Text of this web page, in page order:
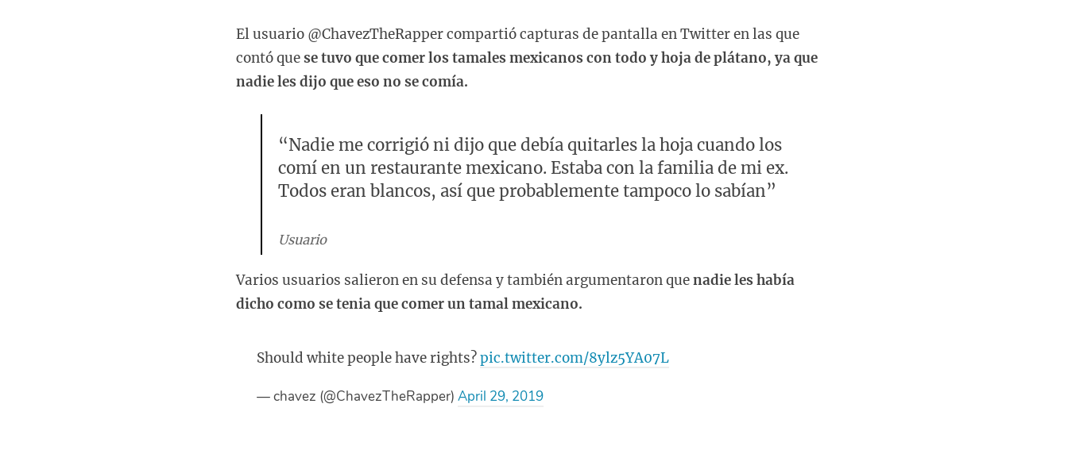
El usuario @ChavezTheRapper compartió capturas de pantalla en Twitter en las que
contó quese tuvo que comer los tamales mexicanos con todo y hoja de plátano, ya que
nadie les dijo que eso no se comía.
“Nadie me corrigió ni dijo que debía quitarles la hoja cuando los
comí en un restaurante mexicano. Estaba con la familia de mi ex.
Todos eran blancos, así que probablemente tampoco lo sabían”
Usuario
Varios usuarios salieron en su defensa y también argumentaron quenadie les había
dicho como se tenia que comer un tamal mexicano.
Should white people have rights?pic.twitter.com/8ylz5YA07L
— chavez (@ChavezTheRapper) April 29, 2019